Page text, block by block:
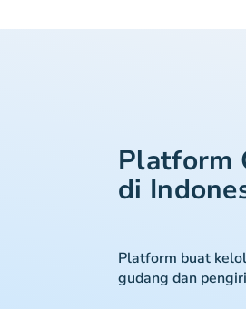
Platform
di
Platform buat
gudang dan